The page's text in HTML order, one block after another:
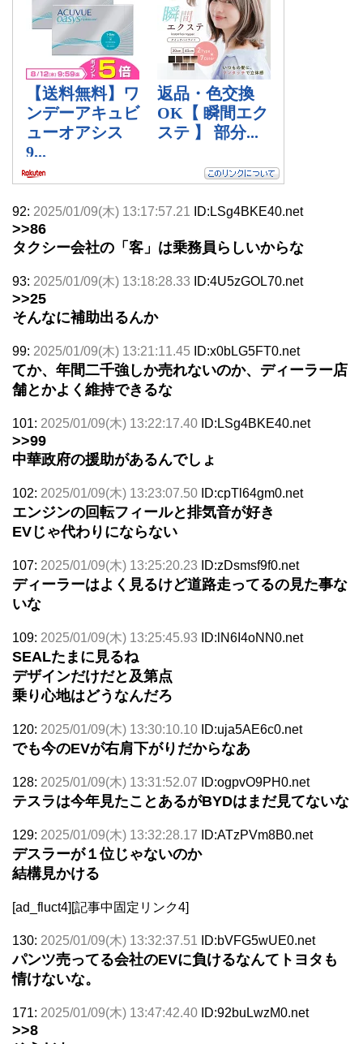
92: 2025/01/09(木) 13:17:57.21 ID:LSg4BKE40.net
>>86
タクシー会社の「客」は乗務員らしいからな
93: 2025/01/09(木) 13:18:28.33 ID:4U5zGOL70.net
>>25
そんなに補助出るんか
99: 2025/01/09(木) 13:21:11.45 ID:x0bLG5FT0.net
てか、年間二千強しか売れないのか、ディーラー店
舗とかよく維持できるな
101: 2025/01/09(木) 13:22:17.40 ID:LSg4BKE40.net
>>99
中華政府の援助があるんでしょ
102: 2025/01/09(木) 13:23:07.50 ID:cpTl64gm0.net
エンジンの回転フィールと排気音が好き
EVじゃ代わりにならない
107: 2025/01/09(木) 13:25:20.23 ID:zDsmsf9f0.net
ディーラーはよく見るけど道路走ってるの見た事な
いな
109: 2025/01/09(木) 13:25:45.93 ID:lN6I4oNN0.net
SEALたまに見るね
デザインだけだと及第点
乗り心地はどうなんだろ
120: 2025/01/09(木) 13:30:10.10 ID:uja5AE6c0.net
でも今のEVが右肩下がりだからなあ
128: 2025/01/09(木) 13:31:52.07 ID:ogpvO9PH0.net
テスラは今年見たことあるがBYDはまだ見てないな
129: 2025/01/09(木) 13:32:28.17 ID:ATzPVm8B0.net
デスラーが１位じゃないのか
結構見かける
[ad_fluct4][記事中固定リンク4]
130: 2025/01/09(木) 13:32:37.51 ID:bVFG5wUE0.net
パンツ売ってる会社のEVに負けるなんてトヨタも
情けないな。
171: 2025/01/09(木) 13:47:42.40 ID:92buLwzM0.net
>>8